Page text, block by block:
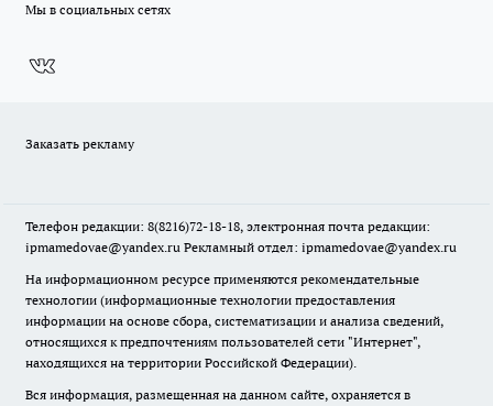
Мы в социальных сетях
Заказать рекламу
Телефон редакции: 8(8216)72-18-18, электронная почта редакции:
ipmamedovae@yandex.ru Рекламный отдел: ipmamedovae@yandex.ru
На информационном ресурсе применяются рекомендательные
технологии (информационные технологии предоставления
информации на основе сбора, систематизации и анализа сведений,
относящихся к предпочтениям пользователей сети "Интернет",
находящихся на территории Российской Федерации).
Вся информация, размещенная на данном сайте, охраняется в